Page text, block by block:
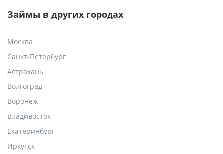
Займы в других городах
Москва
Санкт-Петербург
Астрахань
Волгоград
Воронеж
Владивосток
Екатеринбург
Иркутск